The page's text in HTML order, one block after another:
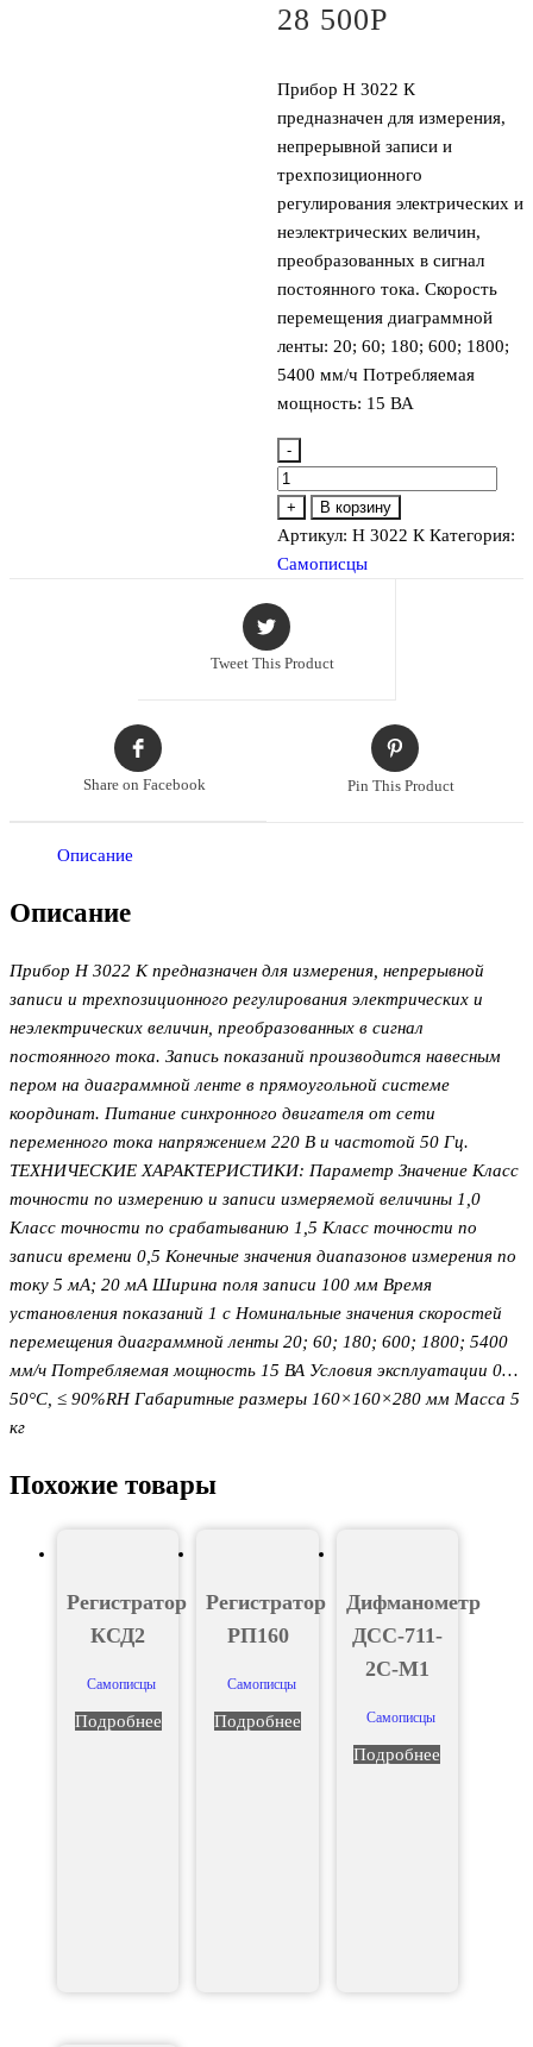
28 500Р
Прибор Н 3022 К
предназначен для измерения,
непрерывной записи и
трехпозиционного
регулирования электрических и
неэлектрических величин,
преобразованных в сигнал
постоянного тока. Скорость
перемещения диаграммной
ленты: 20; 60; 180; 600; 1800;
5400 мм/ч Потребляемая
мощность: 15 ВА
-
Количество
товара
Регистратор
Н
К
+ В корзину
Артикул: Н 3022 К Категория:
Самописцы
Tweet This Product
Share on Facebook Pin This Product
Описание
Описание
Прибор Н 3022 К предназначен для измерения, непрерывной
записи и трехпозиционного регулирования электрических и
неэлектрических величин, преобразованных в сигнал
постоянного тока. Запись показаний производится навесным
пером на диаграммной ленте в прямоугольной системе
координат. Питание синхронного двигателя от сети
переменного тока напряжением 220 В и частотой 50 Гц.
ТЕХНИЧЕСКИЕ ХАРАКТЕРИСТИКИ: Параметр Значение Класс
точности по измерению и записи измеряемой величины 1,0
Класс точности по срабатыванию 1,5 Класс точности по
записи времени 0,5 Конечные значения диапазонов измерения по
току 5 мА; 20 мА Ширина поля записи 100 мм Время
установления показаний 1 с Номинальные значения скоростей
перемещения диаграммной ленты 20; 60; 180; 600; 1800; 5400
мм/ч Потребляемая мощность 15 ВА Условия эксплуатации 0…
50°С, ≤ 90%RH Габаритные размеры 160×160×280 мм Масса 5
кг
Похожие товары
Регистратор
КСД2
Самописцы
Подробнее
Регистратор
РП160
Самописцы
Подробнее
Дифманометр
ДСС-711-
2С-М1
Самописцы
Подробнее